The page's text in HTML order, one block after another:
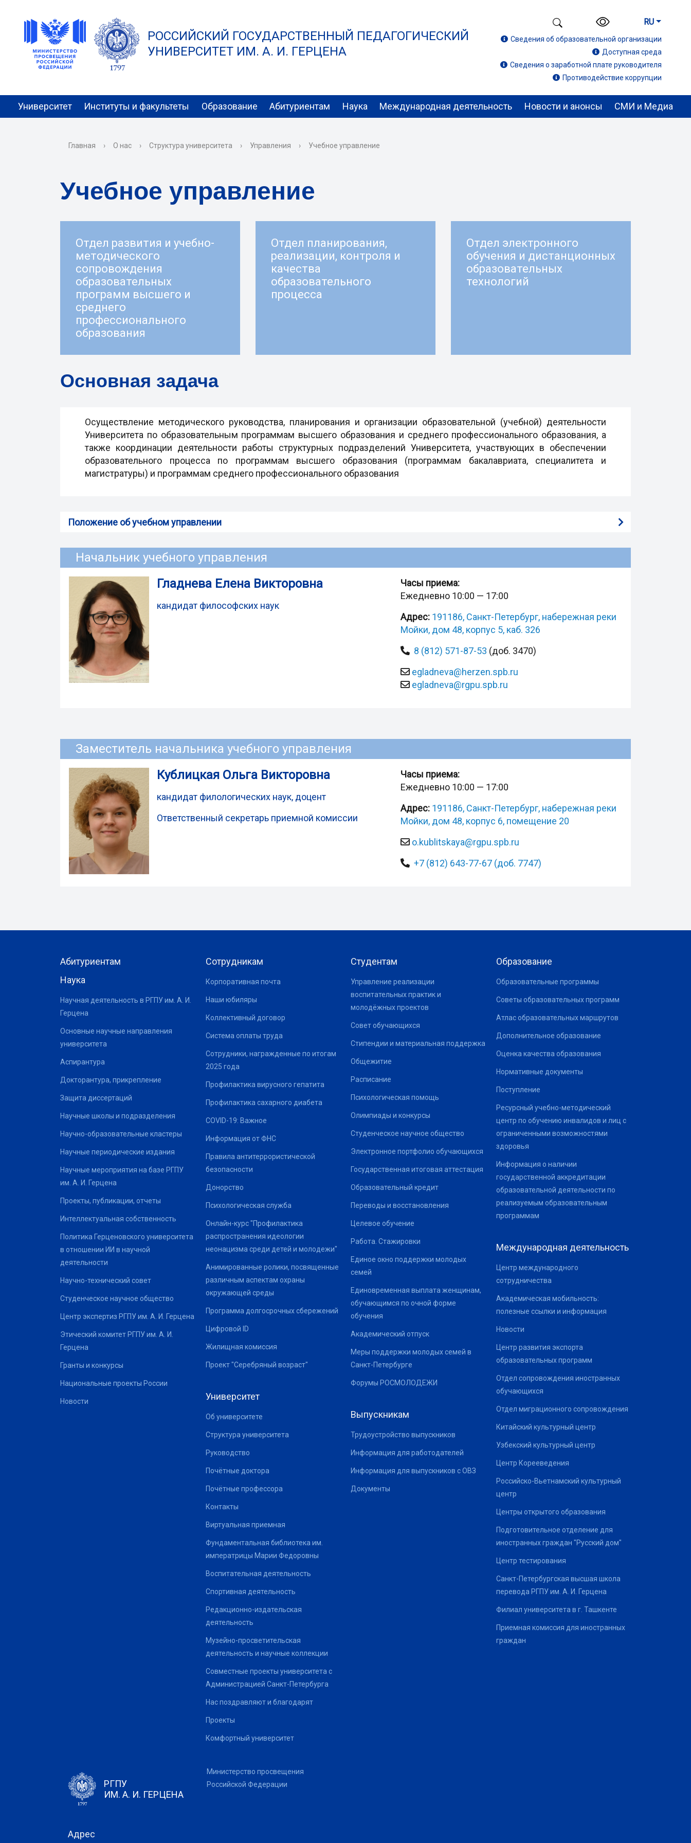
РОССИЙСКИЙ ГОСУДАРСТВЕННЫЙ ПЕДАГОГИЧЕСКИЙ
УНИВЕРСИТЕТ ИМ. А. И. ГЕРЦЕНА
RU
Сведения об образовательной организации
Доступная среда
Сведения о заработной плате руководителя
Противодействие коррупции
Университет Институты и факультеты Образование Абитуриентам Наука Международная деятельность Новости и анонсы СМИ и Медиа
Главная › О нас › Структура университета › Управления › Учебное управление
Учебное управление
Отдел развития и учебно-
методического
сопровождения
образовательных
программ высшего и
среднего
профессионального
образования
Отдел планирования,
реализации, контроля и
качества
образовательного
процесса
Отдел электронного
обучения и дистанционных
образовательных
технологий
Основная задача
Осуществление методического руководства, планирования и организации образовательной (учебной) деятельности
Университета по образовательным программам высшего образования и среднего профессионального образования, а
также координации деятельности работы структурных подразделений Университета, участвующих в обеспечении
образовательного процесса по программам высшего образования (программам бакалавриата, специалитета и
магистратуры) и программам среднего профессионального образования
Положение об учебном управлении
Начальник учебного управления
Гладнева Елена Викторовна
кандидат философских наук
Часы приема:
Ежедневно 10:00 — 17:00
Адрес: 191186, Санкт-Петербург, набережная реки
Мойки, дом 48, корпус 5, каб. 326
8 (812) 571-87-53 (доб. 3470)
egladneva@herzen.spb.ru
egladneva@rgpu.spb.ru
Заместитель начальника учебного управления
Кублицкая Ольга Викторовна
кандидат филологических наук, доцент
Ответственный секретарь приемной комиссии
Часы приема:
Ежедневно 10:00 — 17:00
Адрес: 191186, Санкт-Петербург, набережная реки
Мойки, дом 48, корпус 6, помещение 20
o.kublitskaya@rgpu.spb.ru
+7 (812) 643-77-67 (доб. 7747)
Абитуриентам
Наука
Научная деятельность в РГПУ им. А. И.
Герцена
Основные научные направления
университета
Аспирантура
Докторантура, прикрепление
Защита диссертаций
Научные школы и подразделения
Научно-образовательные кластеры
Научные периодические издания
Научные мероприятия на базе РГПУ
им. А. И. Герцена
Проекты, публикации, отчеты
Интеллектуальная собственность
Политика Герценовского университета
в отношении ИИ в научной
деятельности
Научно-технический совет
Студенческое научное общество
Центр экспертиз РГПУ им. А. И. Герцена
Этический комитет РГПУ им. А. И.
Герцена
Гранты и конкурсы
Национальные проекты России
Новости
Сотрудникам
Корпоративная почта
Наши юбиляры
Коллективный договор
Система оплаты труда
Сотрудники, награжденные по итогам
2025 года
Профилактика вирусного гепатита
Профилактика сахарного диабета
COVID-19: Важное
Информация от ФНС
Правила антитеррористической
безопасности
Донорство
Психологическая служба
Онлайн-курс "Профилактика
распространения идеологии
неонацизма среди детей и молодежи"
Анимированные ролики, посвященные
различным аспектам охраны
окружающей среды
Программа долгосрочных сбережений
Цифровой ID
Жилищная комиссия
Проект "Серебряный возраст"
Университет
Об университете
Структура университета
Руководство
Почётные доктора
Почётные профессора
Контакты
Виртуальная приемная
Фундаментальная библиотека им.
императрицы Марии Федоровны
Воспитательная деятельность
Спортивная деятельность
Редакционно-издательская
деятельность
Музейно-просветительская
деятельность и научные коллекции
Совместные проекты университета с
Администрацией Санкт-Петербурга
Нас поздравляют и благодарят
Проекты
Комфортный университет
Студентам
Управление реализации
воспитательных практик и
молодёжных проектов
Совет обучающихся
Стипендии и материальная поддержка
Общежитие
Расписание
Психологическая помощь
Олимпиады и конкурсы
Студенческое научное общество
Электронное портфолио обучающихся
Государственная итоговая аттестация
Образовательный кредит
Переводы и восстановления
Целевое обучение
Работа. Стажировки
Единое окно поддержки молодых
семей
Единовременная выплата женщинам,
обучающимся по очной форме
обучения
Академический отпуск
Меры поддержки молодых семей в
Санкт-Петербурге
Форумы РОСМОЛОДЕЖИ
Выпускникам
Трудоустройство выпускников
Информация для работодателей
Информация для выпускников с ОВЗ
Документы
Образование
Образовательные программы
Советы образовательных программ
Атлас образовательных маршрутов
Дополнительное образование
Оценка качества образования
Нормативные документы
Поступление
Ресурсный учебно-методический
центр по обучению инвалидов и лиц с
ограниченными возможностями
здоровья
Информация о наличии
государственной аккредитации
образовательной деятельности по
реализуемым образовательным
программам
Международная деятельность
Центр международного
сотрудничества
Академическая мобильность:
полезные ссылки и информация
Новости
Центр развития экспорта
образовательных программ
Отдел сопровождения иностранных
обучающихся
Отдел миграционного сопровождения
Китайский культурный центр
Узбекский культурный центр
Центр Корееведения
Российско-Вьетнамский культурный
центр
Центры открытого образования
Подготовительное отделение для
иностранных граждан "Русский дом"
Центр тестирования
Санкт-Петербургская высшая школа
перевода РГПУ им. А. И. Герцена
Филиал университета в г. Ташкенте
Приемная комиссия для иностранных
граждан
РГПУ
ИМ. А. И. ГЕРЦЕНА
Министерство просвещения
Российской Федерации
Адрес